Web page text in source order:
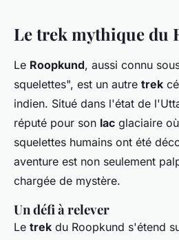
Le trek mythique du
Le Roopkund, aussi connu
squelettes", est un autre trek
indien. Situé dans l'état de
réputé pour son lac glaciaire
squelettes humains ont été
aventure est non seulement
chargée de mystère.
Un défi à relever
Le trek du Roopkund s'étend